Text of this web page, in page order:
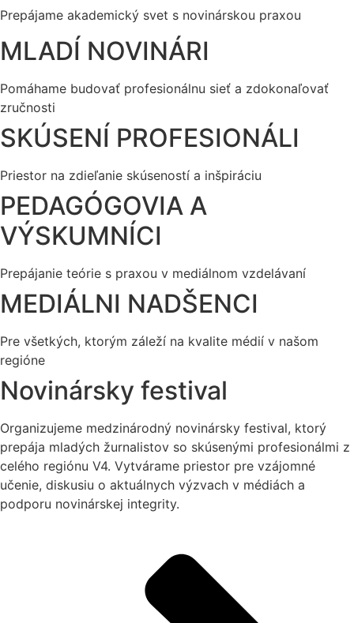
Prepájame akademický svet s novinárskou praxou
MLADÍ NOVINÁRI
Pomáhame budovať profesionálnu sieť a zdokonaľovať
zručnosti
SKÚSENÍ PROFESIONÁLI
Priestor na zdieľanie skúseností a inšpiráciu
PEDAGÓGOVIA A
VÝSKUMNÍCI
Prepájanie teórie s praxou v mediálnom vzdelávaní
MEDIÁLNI NADŠENCI
Pre všetkých, ktorým záleží na kvalite médií v našom
regióne
Novinársky festival
Organizujeme medzinárodný novinársky festival, ktorý
prepája mladých žurnalistov so skúsenými profesionálmi z
celého regiónu V4. Vytvárame priestor pre vzájomné
učenie, diskusiu o aktuálnych výzvach v médiách a
podporu novinárskej integrity.